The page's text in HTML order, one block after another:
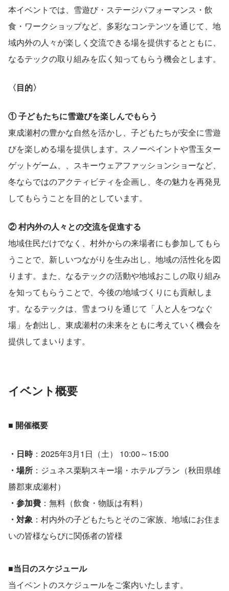
本イベントでは、雪遊び・ステージパフォーマンス・飲
食・ワークショップなど、多彩なコンテンツを通じて、地
域内外の人々が楽しく交流できる場を提供するとともに、
なるテックの取り組みを広く知ってもらう機会とします。
〈目的〉
① 子どもたちに雪遊びを楽しんでもらう
東成瀬村の豊かな自然を活かし、子どもたちが安全に雪遊
びを楽しめる場を提供します。スノーペイントや雪玉ター
ゲットゲーム、、スキーウェアファッションショーなど、
冬ならではのアクティビティを企画し、冬の魅力を再発見
してもらうことを目的としています。
② 村内外の人々との交流を促進する
地域住民だけでなく、村外からの来場者にも参加してもら
うことで、新しいつながりを生み出し、地域の活性化を図
ります。また、なるテックの活動や地域おこしの取り組み
を知ってもらうことで、今後の地域づくりにも貢献しま
す。なるテックは、雪まつりを通じて「人と人をつなぐ
場」を創出し、東成瀬村の未来をともに考えていく機会を
提供してまいります。
イベント概要
■ 開催概要
・日時：2025年3月1日（土） 10:00～15:00
・場所 ：ジュネス栗駒スキー場・ホテルブラン（秋田県雄
勝郡東成瀬村）
・参加費 ：無料（飲食・物販は有料）
・対象 ：村内外の子どもたちとそのご家族、地域にお住ま
いの皆様ならびに関係者の皆様
■当日のスケジュール
当イベントのスケジュールをご案内いたします。